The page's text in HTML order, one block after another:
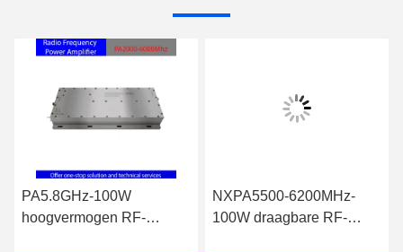
PA5.8GHz-100W
hoogvermogen RF-
NXPA5500-6200MHz-
100W draagbare RF-